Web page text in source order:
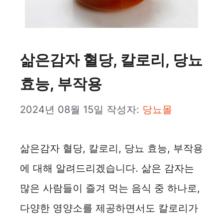
삶은감자 혈당, 칼로리, 당뇨
효능, 부작용
2024년 08월 15일 작성자: 당뇨몰
삶은감자 혈당, 칼로리, 당뇨 효능, 부작용
에 대해 알려드리겠습니다. 삶은 감자는
많은 사람들이 즐겨 먹는 음식 중 하나로,
다양한 영양소를 제공하면서도 칼로리가